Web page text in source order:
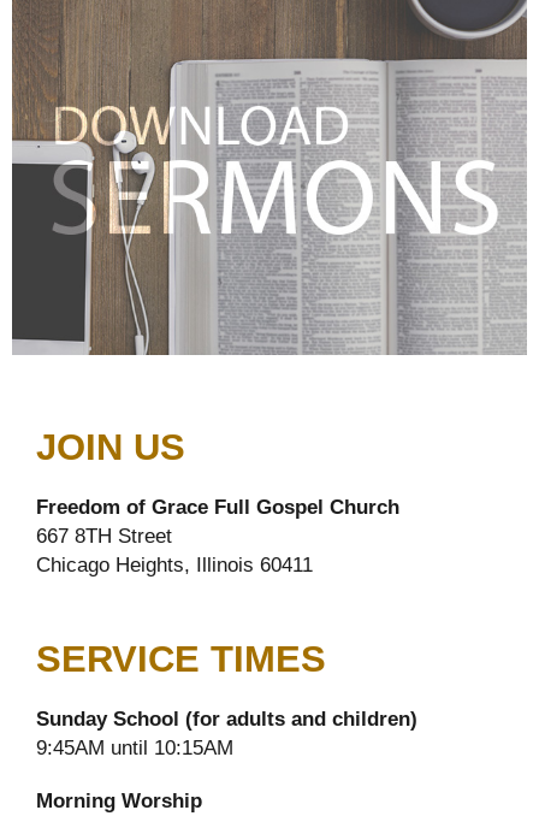
JOIN US
Freedom of Grace Full Gospel Church
667 8TH Street
Chicago Heights, Illinois 60411
SERVICE TIMES
Sunday School (for adults and children)
9:45AM until 10:15AM
Morning Worship